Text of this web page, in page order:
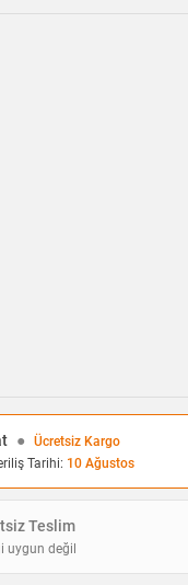
●
Ücretsiz Kargo
Tarihi: 10 Ağustos
Teslim
uygun değil